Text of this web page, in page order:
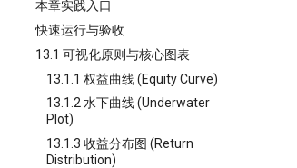
本章实践入口
快速运行与验收
13.1 可视化原则与核心图表
13.1.1 权益曲线 (Equity Curve)
13.1.2 水下曲线 (Underwater
Plot)
13.1.3 收益分布图 (Return
Distribution)